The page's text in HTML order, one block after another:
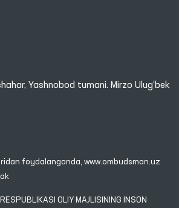
Yashnobod tumani. Mirzo Ulug‘bek
foydalanganda, www.ombudsman.uz
OLIY MAJLISINING INSON